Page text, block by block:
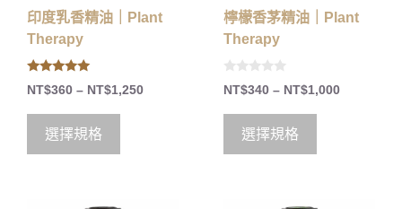
印度乳香精油｜Plant
Therapy
5.00
out of 5
NT$360 – NT$1,250
選擇規格
檸檬香茅精油｜Plant
Therapy
0
o
5
NT$340 – NT$1,000
選擇規格